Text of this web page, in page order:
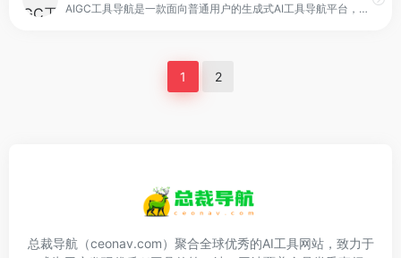
AIGC工具导航是一款面向普通用户的生成式AI工具导航平台，旨在汇聚全网AI工具并按功能进行系统化分类。它覆盖AI写作、AI绘画、AI视频、AI办公、AI数字人、AI设计、AI语音、AI音乐、AI论文、AI简历、AI智能体、文本转语音等多种类型，提供一站式入口，让用户在一个页面内就能浏览、筛选并找到需要的工具。
1 2
总裁导航（ceonav.com）聚合全球优秀的AI工具网站，致力于